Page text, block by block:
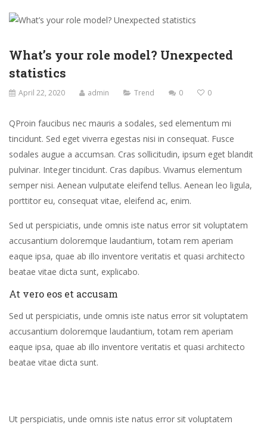
What’s your role model? Unexpected
statistics
April 22, 2020 admin Trend 0 0
QProin faucibus nec mauris a sodales, sed elementum mi
tincidunt. Sed eget viverra egestas nisi in consequat. Fusce
sodales augue a accumsan. Cras sollicitudin, ipsum eget blandit
pulvinar. Integer tincidunt. Cras dapibus. Vivamus elementum
semper nisi. Aenean vulputate eleifend tellus. Aenean leo ligula,
porttitor eu, consequat vitae, eleifend ac, enim.
Sed ut perspiciatis, unde omnis iste natus error sit voluptatem
accusantium doloremque laudantium, totam rem aperiam
eaque ipsa, quae ab illo inventore veritatis et quasi architecto
beatae vitae dicta sunt, explicabo.
At vero eos et accusam
Sed ut perspiciatis, unde omnis iste natus error sit voluptatem
accusantium doloremque laudantium, totam rem aperiam
eaque ipsa, quae ab illo inventore veritatis et quasi architecto
beatae vitae dicta sunt.
Ut perspiciatis, unde omnis iste natus error sit voluptatem